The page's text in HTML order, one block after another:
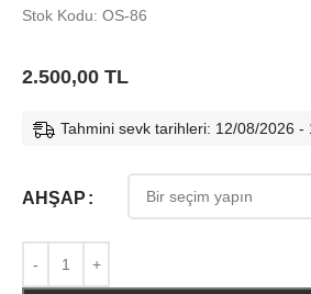
Stok Kodu: OS-86
2.500,00 TL
Tahmini sevk tarihleri: 12/08/2026 -
AHŞAP